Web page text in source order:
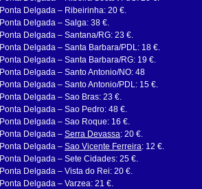
Ponta Delgada – Ribeirinha: 20 €.
Ponta Delgada – Salga: 38 €.
Ponta Delgada – Santana/RG: 23 €.
Ponta Delgada – Santa Barbara/PDL: 18 €.
Ponta Delgada – Santa Barbara/RG: 19 €.
Ponta Delgada – Santo Antonio/NO: 48
Ponta Delgada – Santo Antonio/PDL: 15 €.
Ponta Delgada – Sao Bras: 23 €.
Ponta Delgada – Sao Pedro: 48 €.
Ponta Delgada – Sao Roque: 16 €.
Ponta Delgada – Serra Devassa: 20 €.
Ponta Delgada – Sao Vicente Ferreira: 12 €.
Ponta Delgada – Sete Cidades: 25 €.
Ponta Delgada – Vista do Rei: 20 €.
Ponta Delgada – Varzea: 21 €.